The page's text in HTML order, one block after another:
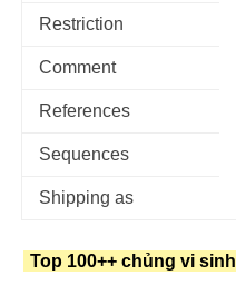
Restriction
Comment
References
Sequences
Shipping as
Top 100++ chủng vi